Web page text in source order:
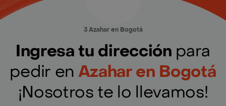
3 Azahar en Bogotá
Ingresa tu dirección para
pedir en Azahar en Bogotá
¡Nosotros te lo llevamos!